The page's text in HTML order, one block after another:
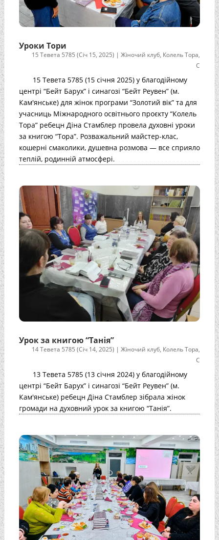
Уроки Тори
15 Тевета 5785 (Січ 15, 2025) |Жіночий клуб, Колель Тора,
С
15 Тевета 5785 (15 січня 2025) у благодійному
центрі “Бейт Барух” і синагозі “Бейт Реувен” (м.
Кам'янське) для жінок програми “Золотий вік” та для
учасниць Міжнародного освітнього проєкту “Колель
Тора” ребецн Діна Стамблер провела духовні уроки
за книгою “Тора”. Розважальний майстер-клас,
кошерні смаколики, душевна розмова — все сприяло
теплій, родинній атмосфері.
Урок за книгою “Танія”
14 Тевета 5785 (Січ 14, 2025) |Жіночий клуб, Колель Тора,
С
13 Тевета 5785 (13 січня 2024) у благодійному
центрі “Бейт Барух” і синагозі “Бейт Реувен” (м.
Кам'янське) ребецн Діна Стамблер зібрала жінок
громади на духовний урок за книгою “Танія”.